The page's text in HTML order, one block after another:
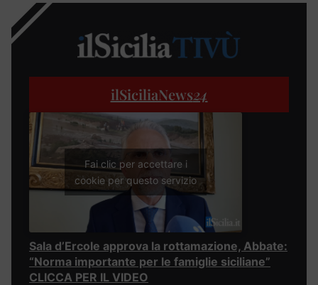
ilSiciliaNews24
Fai clic per accettare i
cookie per questo servizio
Sala d’Ercole approva la rottamazione, Abbate:
“Norma importante per le famiglie siciliane”
CLICCA PER IL VIDEO